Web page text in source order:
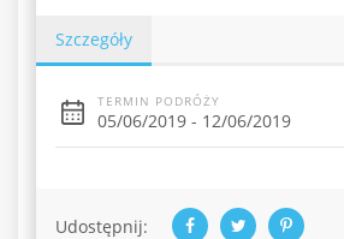
Szczegóły
TERMIN PODRÓŻY
05/06/2019 - 12/06/2019
Udostępnij: